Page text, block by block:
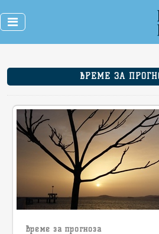
ВРЕМЕ ЗА
време за прогноза